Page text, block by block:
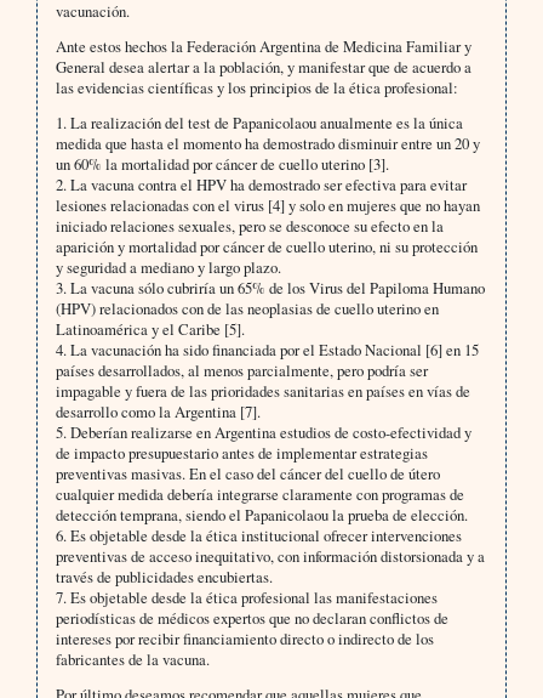
vacunación.
Ante estos hechos la Federación Argentina de Medicina Familiar y
General desea alertar a la población, y manifestar que de acuerdo a
las evidencias científicas y los principios de la ética profesional:
1. La realización del test de Papanicolaou anualmente es la única
medida que hasta el momento ha demostrado disminuir entre un 20 y
un 60% la mortalidad por cáncer de cuello uterino [3].
2. La vacuna contra el HPV ha demostrado ser efectiva para evitar
lesiones relacionadas con el virus [4] y solo en mujeres que no hayan
iniciado relaciones sexuales, pero se desconoce su efecto en la
aparición y mortalidad por cáncer de cuello uterino, ni su protección
y seguridad a mediano y largo plazo.
3. La vacuna sólo cubriría un 65% de los Virus del Papiloma Humano
(HPV) relacionados con de las neoplasias de cuello uterino en
Latinoamérica y el Caribe [5].
4. La vacunación ha sido financiada por el Estado Nacional [6] en 15
países desarrollados, al menos parcialmente, pero podría ser
impagable y fuera de las prioridades sanitarias en países en vías de
desarrollo como la Argentina [7].
5. Deberían realizarse en Argentina estudios de costo-efectividad y
de impacto presupuestario antes de implementar estrategias
preventivas masivas. En el caso del cáncer del cuello de útero
cualquier medida debería integrarse claramente con programas de
detección temprana, siendo el Papanicolaou la prueba de elección.
6. Es objetable desde la ética institucional ofrecer intervenciones
preventivas de acceso inequitativo, con información distorsionada y a
través de publicidades encubiertas.
7. Es objetable desde la ética profesional las manifestaciones
periodísticas de médicos expertos que no declaran conflictos de
intereses por recibir financiamiento directo o indirecto de los
fabricantes de la vacuna.